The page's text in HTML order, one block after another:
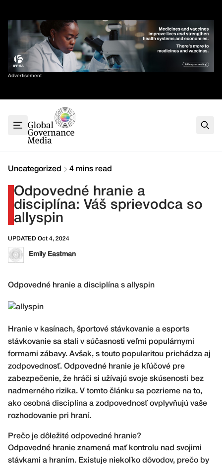
content
Advertisement
Sort By
G7
G20
Climate
Contact
Uncategorized 4 mins read
Odpovedné hranie a
disciplína: Váš sprievodca so
allyspin
UPDATED Oct 4, 2024
Emily Eastman
Odpovedné hranie a disciplína s allyspin
Hranie v kasínach, športové stávkovanie a esports
stávkovanie sa stali v súčasnosti veľmi populárnymi
formami zábavy. Avšak, s touto popularitou prichádza aj
zodpovednosť. Odpovedné hranie je kľúčové pre
zabezpečenie, že hráči si užívajú svoje skúsenosti bez
nadmerného rizika. V tomto článku sa pozrieme na to,
ako osobná disciplína a zodpovednosť ovplyvňujú vaše
rozhodovanie pri hraní.
Prečo je dôležité odpovedné hranie?
Odpovedné hranie znamená mať kontrolu nad svojimi
stávkami a hraním. Existuje niekoľko dôvodov, prečo by